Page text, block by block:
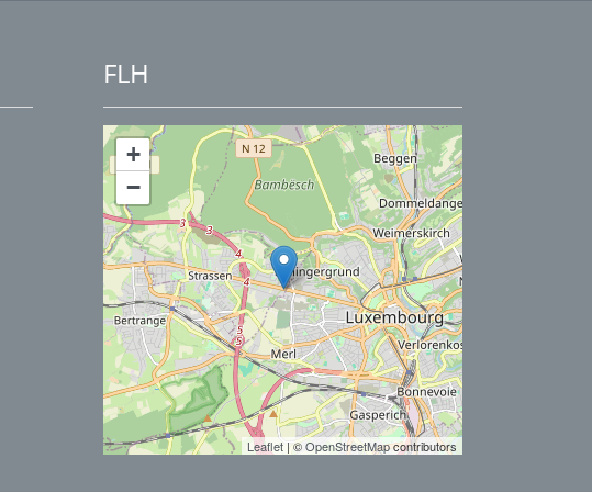
FLH
+
−
Leaflet| ©OpenStreetMapcontributors